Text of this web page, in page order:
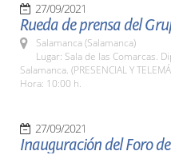
27/09/2021
Rueda de prensa del
Salamanca (Salamanca)
Lugar: Sala de las Comarcas.
Salamanca. (PRESENCIAL Y
Hora: 10:00 h.
27/09/2021
Inauguración del Foro